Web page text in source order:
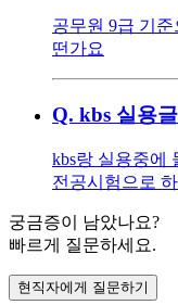
공무원 9급 기
떤가요
Q. kbs 실용글
kbs랑 실용중에
전공시험으로
궁금증이 남았나요?
빠르게 질문하세요.
현직자에게 질문하기